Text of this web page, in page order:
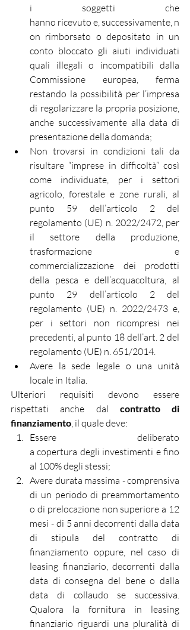
i soggetti che
hanno ricevuto e, successivamente, n
on rimborsato o depositato in un
conto bloccato gli aiuti individuati
quali illegali o incompatibili dalla
Commissione europea, ferma
restando la possibilità per l’impresa
di regolarizzare la propria posizione,
anche successivamente alla data di
presentazione della domanda;
Non trovarsi in condizioni tali da
risultare “imprese in difficoltà” così
come individuate, per i settori
agricolo, forestale e zone rurali, al
punto 59 dell’articolo 2 del
regolamento (UE) n. 2022/2472, per
il settore della produzione,
trasformazione e
commercializzazione dei prodotti
della pesca e dell’acquacoltura, al
punto 29 dell’articolo 2 del
regolamento (UE) n. 2022/2473 e,
per i settori non ricompresi nei
precedenti, al punto 18 dell’art. 2 del
regolamento (UE) n. 651/2014.
Avere la sede legale o una unità
locale in Italia.
Ulteriori requisiti devono essere
rispettati anche dal contratto di
finanziamento, il quale deve:
Essere deliberato
a copertura degli investimenti e fino
al 100% degli stessi;
Avere durata massima - comprensiva
di un periodo di preammortamento
o di prelocazione non superiore a 12
mesi - di 5 anni decorrenti dalla data
di stipula del contratto di
finanziamento oppure, nel caso di
leasing finanziario, decorrenti dalla
data di consegna del bene o dalla
data di collaudo se successiva.
Qualora la fornitura in leasing
finanziario riguardi una pluralità di